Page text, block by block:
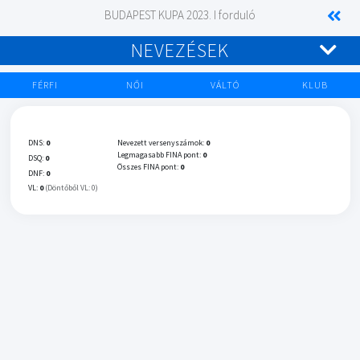
BUDAPEST KUPA 2023. I forduló
NEVEZÉSEK
FÉRFI NŐI VÁLTÓ KLUB
DNS: 0
DSQ: 0
DNF: 0
VL: 0 (Döntőből VL: 0)
Nevezett versenyszámok: 0
Legmagasabb FINA pont: 0
Összes FINA pont: 0